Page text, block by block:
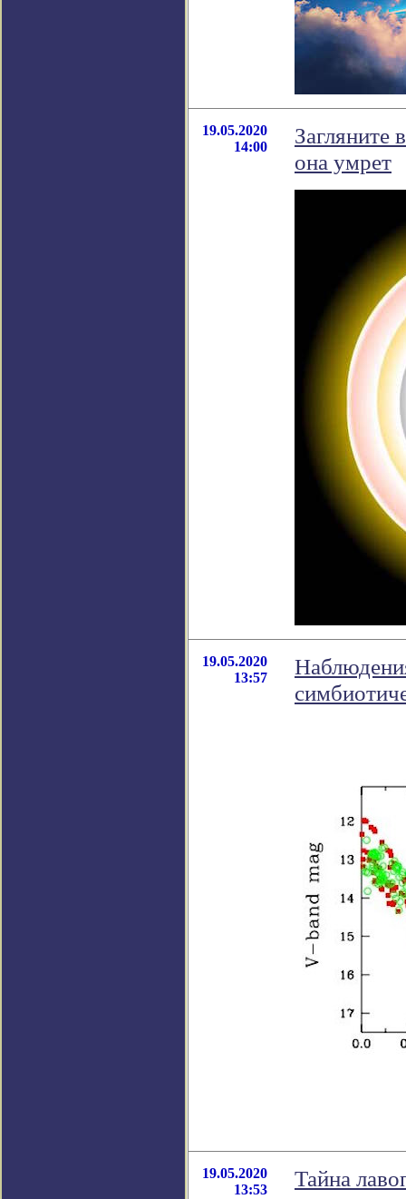
19.05.2020
14:00
Загляните
она умрет
19.05.2020
13:57
19.05.2020
13:53
Тайна